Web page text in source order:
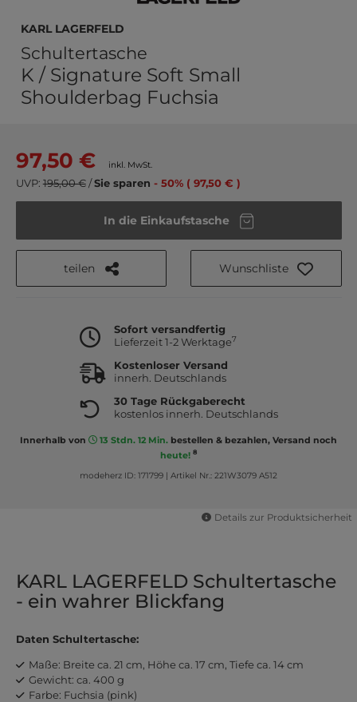
KARL LAGERFELD
Schultertasche
K / Signature Soft Small
Shoulderbag Fuchsia
97,50 € inkl. MwSt.
UVP: 195,00 €/Sie sparen - 50% ( 97,50 € )
In die Einkaufstasche
teilen Wunschliste
Sofort versandfertig
Lieferzeit 1-2 Werktage7
Kostenloser Versand
innerh. Deutschlands
30 Tage Rückgaberecht
kostenlos innerh. Deutschlands
Innerhalb von 13 Stdn. 12 Min. bestellen & bezahlen, Versand noch
heute! 8
modeherz ID: 171799 | Artikel Nr.: 221W3079 A512
Details zur Produktsicherheit
KARL LAGERFELD Schultertasche
- ein wahrer Blickfang
Daten Schultertasche:
Maße: Breite ca. 21 cm, Höhe ca. 17 cm, Tiefe ca. 14 cm
Gewicht: ca. 400 g
Farbe: Fuchsia (pink)